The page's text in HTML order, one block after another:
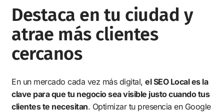
Destaca en tu ciudad y
atrae más clientes
cercanos
En un mercado cada vez más digital, el SEO Local es la
clave para que tu negocio sea visible justo cuando tus
clientes te necesitan. Optimizar tu presencia en Google